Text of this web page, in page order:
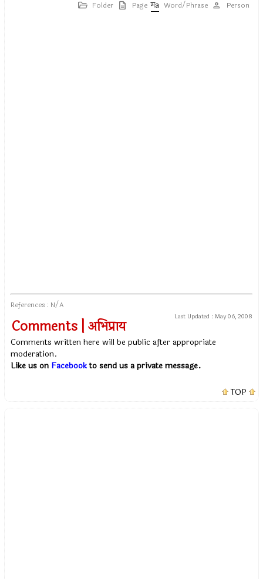
Folder Page Word/Phrase Person
References : N/A
Last Updated : May 06, 2008
Comments | अभिप्राय
Comments written here will be public after appropriate
moderation.
Like us on Facebookto send us a private message.
TOP